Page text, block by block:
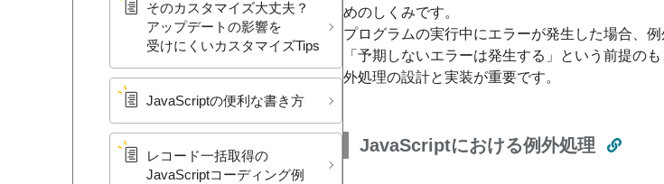
その​カスタマイズ大丈夫？​
アップデートの​影響を​
受けに​くいカスタマイズTips
JavaScriptの​便利な​書き方
レコード一括取得の​
JavaScriptコーディング例
めのしくみです。
プログラムの実行中にエラーが発生した場合、
「予期しないエラーは発生する」という前提の
外処理の設計と実装が重要です。
JavaScriptにおける例外処理